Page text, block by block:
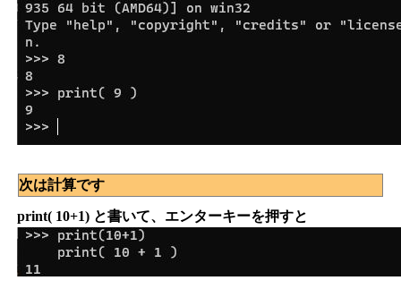
次は計算です
print( 10+1) と書いて、エンターキーを押すと